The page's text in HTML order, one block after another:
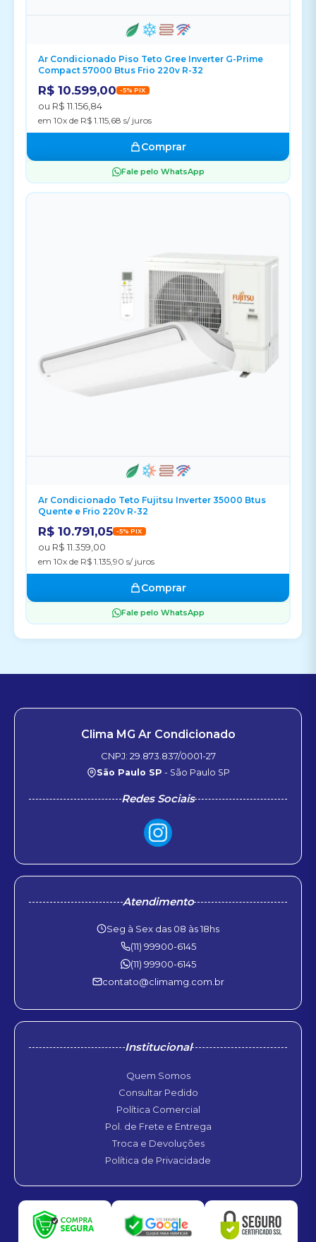
Ar Condicionado Piso Teto Gree Inverter G-Prime
Compact 57000 Btus Frio 220v R-32
R$ 10.599,00 -5% PIX
ou R$ 11.156,84
em 10x de R$ 1.115,68 s/ juros
Comprar
Fale pelo WhatsApp
Ar Condicionado Teto Fujitsu Inverter 35000 Btus
Quente e Frio 220v R-32
R$ 10.791,05 -5% PIX
ou R$ 11.359,00
em 10x de R$ 1.135,90 s/ juros
Comprar
Fale pelo WhatsApp
Clima MG Ar Condicionado
CNPJ: 29.873.837/0001-27
São Paulo SP - São Paulo SP
Redes Sociais
Atendimento
Seg à Sex das 08 às 18hs
(11) 99900-6145
(11) 99900-6145
contato@climamg.com.br
Institucional
Quem Somos
Consultar Pedido
Política Comercial
Pol. de Frete e Entrega
Troca e Devoluções
Política de Privacidade